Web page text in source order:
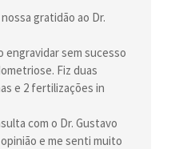
gratidão ao Dr.
engravidar sem sucesso
Fiz duas
e 2 fertilizações in
com o Dr. Gustavo
e me senti muito